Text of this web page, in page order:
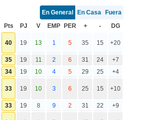
En General En Casa
Fuera
Pts PJ V EMP PER + - DG
40 19 13 1 5 35 15 +20
35 19 11 2 6 31 24
+7
34 19 10 4 5 29 25 +4
33 19 10 3 6 25 15 +10
33 19 8 9 2 31 22 +9